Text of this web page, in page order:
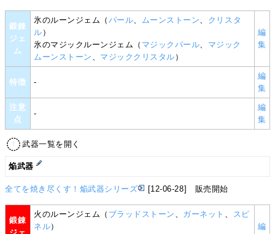
鍛錬
ジェ
ム
氷のルーンジェム（ パール ムーンストーン
クリスタ
ル ）
氷のマジックルーンジェム（ マジックパール
マジック
ムーンストーン
マジッククリスタル ）
編
集
特徴 -
編
集
注意
点
-
編
集
武器一覧を開く
焔武器
全てを焼き尽くす！焔武器シリーズ [12-06-28] 販売開始
鍛錬
火のルーンジェム（ ブラッドストーン 、 ガーネット 、 スピ
ネル）
編